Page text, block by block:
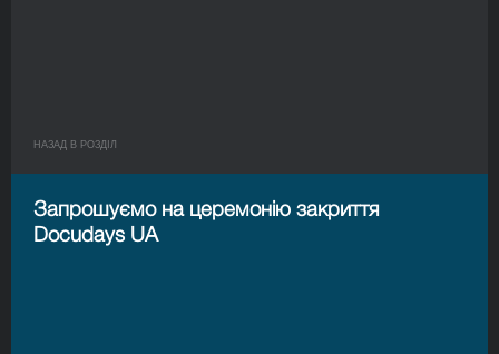
НАЗАД В РОЗДIЛ
Запрошуємо на церемонію закриття
Docudays UA